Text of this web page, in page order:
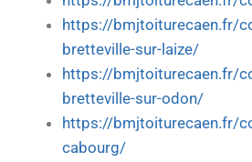
https://bmjtoiturecaen.fr/
bretteville-sur-laize/
https://bmjtoiturecaen.fr/
bretteville-sur-odon/
https://bmjtoiturecaen.fr/
cabourg/